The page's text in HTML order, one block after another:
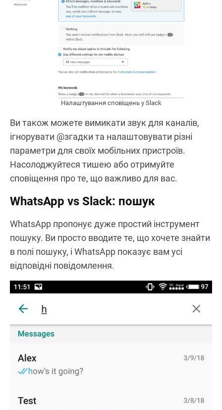
Налаштування сповіщень у Slack
Ви також можете вимикати звук для каналів,
ігнорувати @згадки та налаштовувати різні
параметри для своїх мобільних пристроїв.
Насолоджуйтеся тишею або отримуйте
сповіщення про те, що важливо для вас.
WhatsApp vs Slack: пошук
WhatsApp пропонує дуже простий інструмент
пошуку. Ви просто вводите те, що хочете знайти
в полі пошуку, і WhatsApp показує вам усі
відповідні повідомлення.